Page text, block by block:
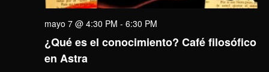
¿Qué es el conocimiento? Café filosófico
en Astra
mayo 7 @ 4:30 PM - 6:30 PM